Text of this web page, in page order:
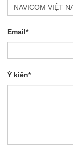
Email*
Ý kiến*